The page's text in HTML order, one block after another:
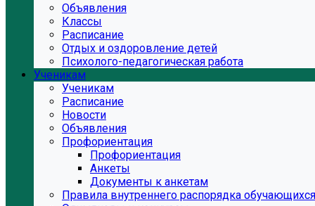
Объявления
Классы
Расписание
Отдых и оздоровление детей
Психолого-педагогическая работа
Ученикам
Ученикам
Расписание
Новости
Объявления
Профориентация
Профориентация
Анкеты
Документы к анкетам
Правила внутреннего распорядка обучающихся